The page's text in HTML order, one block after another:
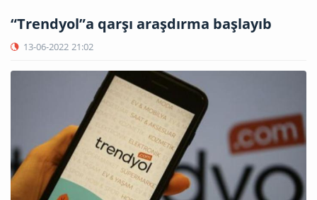
“Trendyol”a qarşı araşdırma başlayıb
13-06-2022 21:02